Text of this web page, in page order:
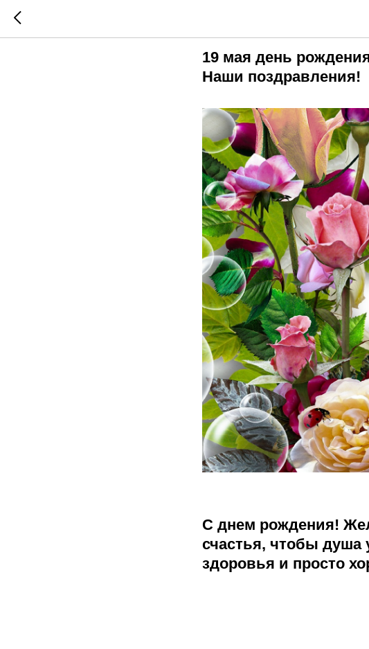
19 мая день
Наши поздравления!
С днем рождения!
счастья, чтобы душа
здоровья и просто